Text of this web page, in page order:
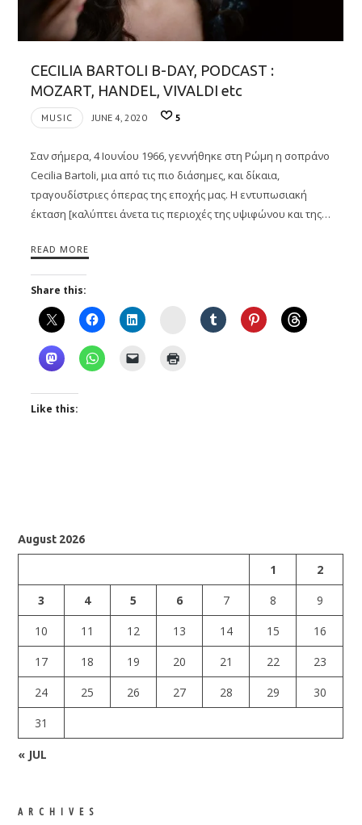
CECILIA BARTOLI B-DAY, PODCAST :
MOZART, HANDEL, VIVALDI etc
MUSIC JUNE 4, 2020 5
Σαν σήμερα, 4 Ιουνίου 1966, γεννήθηκε στη Ρώμη η σοπράνο
Cecilia Bartoli, μια από τις πιο διάσημες, και δίκαια,
τραγουδίστριες όπερας της εποχής μας. Η εντυπωσιακή
έκταση [καλύπτει άνετα τις περιοχές της υψιφώνου και της…
READ MORE
Share this:
Instagram
Like this:
August 2026
1
2
3
4 5 6 7 8
9
10
11 12 13 14 15
16
17
18 19 20 21 22
23
24
25 26 27 28 29
30
31
« JUL
ARCHIVES